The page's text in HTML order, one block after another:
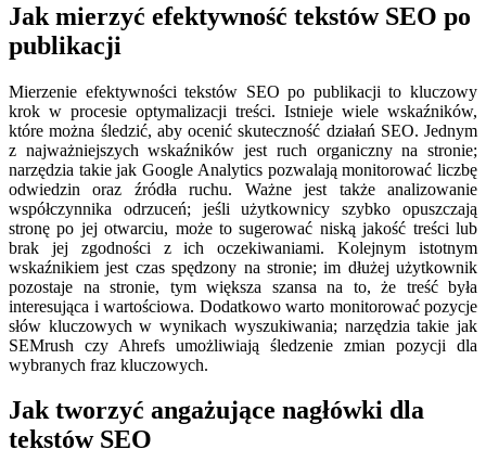
Jak mierzyć efektywność tekstów SEO po
publikacji
Mierzenie efektywności tekstów SEO po publikacji to kluczowy
krok w procesie optymalizacji treści. Istnieje wiele wskaźników,
które można śledzić, aby ocenić skuteczność działań SEO. Jednym
z najważniejszych wskaźników jest ruch organiczny na stronie;
narzędzia takie jak Google Analytics pozwalają monitorować liczbę
odwiedzin oraz źródła ruchu. Ważne jest także analizowanie
współczynnika odrzuceń; jeśli użytkownicy szybko opuszczają
stronę po jej otwarciu, może to sugerować niską jakość treści lub
brak jej zgodności z ich oczekiwaniami. Kolejnym istotnym
wskaźnikiem jest czas spędzony na stronie; im dłużej użytkownik
pozostaje na stronie, tym większa szansa na to, że treść była
interesująca i wartościowa. Dodatkowo warto monitorować pozycje
słów kluczowych w wynikach wyszukiwania; narzędzia takie jak
SEMrush czy Ahrefs umożliwiają śledzenie zmian pozycji dla
wybranych fraz kluczowych.
Jak tworzyć angażujące nagłówki dla
tekstów SEO